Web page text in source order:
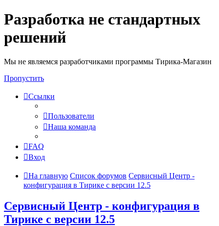
Разработка не стандартных
решений
Мы не являемся разработчиками программы Тирика-Магазин
Пропустить
Ссылки
Пользователи
Наша команда
FAQ
Вход
На главную Список форумов Сервисный Центр -
конфигурация в Тирике с версии 12.5
Сервисный Центр - конфигурация в
Тирике с версии 12.5